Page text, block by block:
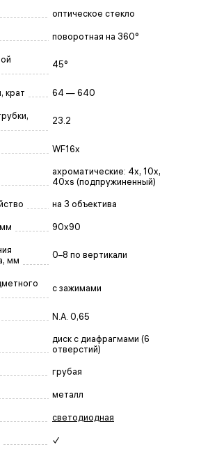
оптическое стекло
поворотная на 360°
45°
крат 64 — 640
23.2
WF16x
ахроматические: 4x, 10x,
40xs (подпружиненный)
на 3 объектива
90x90
мм
0–8 по вертикали
с зажимами
N.A. 0,65
диск с диафрагмами (6
отверстий)
грубая
металл
светодиодная
✓